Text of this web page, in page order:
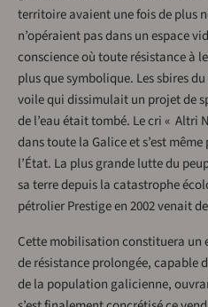
territoire avaient une fois de plus
n’opéraient pas dans un espace
conscience où toute résistance à
plus que symbolique. Les sbires
voile qui dissimulait un projet de
de l’eau était tombé. Le cri « Altri
dans toute la Galice et s’est
l’État. La plus grande lutte du
sa terre depuis la catastrophe
pétrolier Prestige en 2002 venait
Cette mobilisation constituera un
de résistance prolongée, capable
de la population galicienne,